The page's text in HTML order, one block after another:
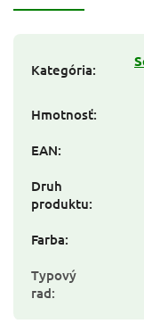
Kategória:
Hmotnosť:
EAN:
Druh
produktu:
Farba:
Typový
rad: